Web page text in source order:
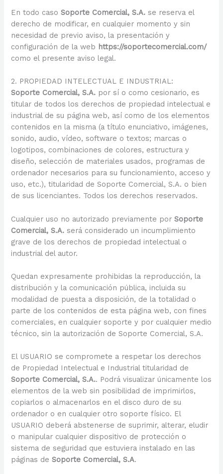
En todo casoSoporte Comercial, S.A. se reserva el
derecho de modificar, en cualquier momento y sin
necesidad de previo aviso, la presentación y
configuración de la web https://soportecomercial.com/
como el presente aviso legal.
2. PROPIEDAD INTELECTUAL E INDUSTRIAL:
Soporte Comercial, S.A. por sí o como cesionario, es
titular de todos los derechos de propiedad intelectual e
industrial de su página web, así como de los elementos
contenidos en la misma (a título enunciativo, imágenes,
sonido, audio, vídeo, software o textos; marcas o
logotipos, combinaciones de colores, estructura y
diseño, selección de materiales usados, programas de
ordenador necesarios para su funcionamiento, acceso y
uso, etc.), titularidad de Soporte Comercial, S.A. o bien
de sus licenciantes. Todos los derechos reservados.
Cualquier uso no autorizado previamente porSoporte
Comercial, S.A.será considerado un incumplimiento
grave de los derechos de propiedad intelectual o
industrial del autor.
Quedan expresamente prohibidas la reproducción, la
distribución y la comunicación pública, incluida su
modalidad de puesta a disposición, de la totalidad o
parte de los contenidos de esta página web, con fines
comerciales, en cualquier soporte y por cualquier medio
técnico, sin la autorización de Soporte Comercial, S.A.
El USUARIO se compromete a respetar los derechos
de Propiedad Intelectual e Industrial titularidad de
Soporte Comercial, S.A.. Podrá visualizar únicamente los
elementos de la web sin posibilidad de imprimirlos,
copiarlos o almacenarlos en el disco duro de su
ordenador o en cualquier otro soporte físico. El
USUARIO deberá abstenerse de suprimir, alterar, eludir
o manipular cualquier dispositivo de protección o
sistema de seguridad que estuviera instalado en las
páginas deSoporte Comercial, S.A.